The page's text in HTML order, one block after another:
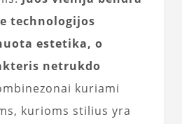
technologijos
estetika, o
netrukdo
kuriami
kurioms stilius yra